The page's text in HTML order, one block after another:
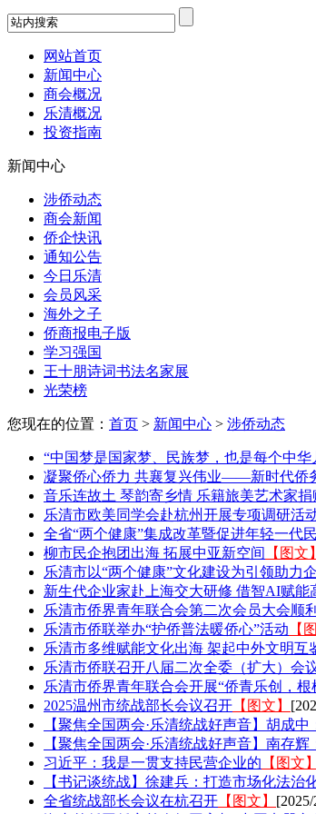
网站首页
新闻中心
商会概况
乐清概况
投资指南
新闻中心
涉侨动态
商会新闻
侨企快讯
通知公告
今日乐清
会员风采
海外之子
侨商报电子版
学习强国
王十朋诗词书法名家展
光荣榜
您现在的位置： 首页 > 新闻中心 > 涉侨动态
“中国梦是国家梦、民族梦，也是每个中
凝聚侨心侨力 共襄复兴伟业——新时代侨
音乐连故土 琴韵寄乡情 乐籍旅美艺术家
乐清市欧美同学会赴杭州开展专项调研活
全省“两个健康”集成改革暨促进年轻一代
柳市民企抱团出海 拓展中亚新空间
【图文】
乐清市以“两个健康”文化建设为引领助力
新生代企业家赴上海交大研修 借智AI赋能
乐清市侨界青年联合会第二次会员大会顺
乐清市侨联举办“护侨普法暖侨心”活动 【
乐清市多维赋能文化出海 架起中外文明互
乐清市侨联召开八届二次全委（扩大）会
乐清市侨界青年联合会开展“侨青乐创，根
2025温州市统战部长会议召开 【图文】
【聚焦全国两会·乐清统战好声音】胡成
【聚焦全国两会·乐清统战好声音】南存
习近平：我是一贯支持民营企业的 【图文】
【书记谈统战】徐建兵：打造市场化法
全省统战部长会议在杭召开 【图文】